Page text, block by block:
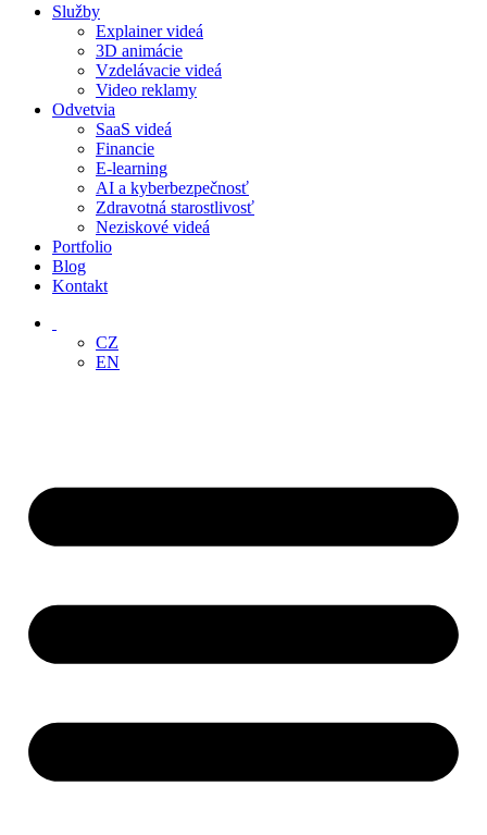
Služby
Explainer videá
3D animácie
Vzdelávacie videá
Video reklamy
Odvetvia
SaaS videá
Financie
E-learning
AI a kyberbezpečnosť
Zdravotná starostlivosť
Neziskové videá
Portfolio
Blog
Kontakt
CZ
EN